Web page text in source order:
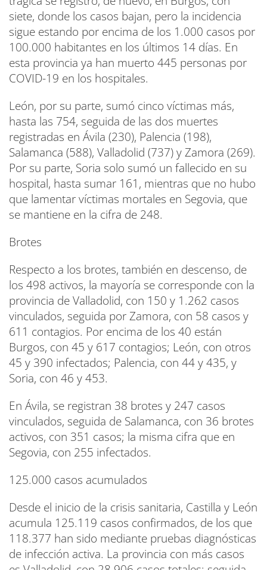
siete, donde los casos bajan, pero la incidencia
sigue estando por encima de los 1.000 casos por
100.000 habitantes en los últimos 14 días. En
esta provincia ya han muerto 445 personas por
COVID-19 en los hospitales.
León, por su parte, sumó cinco víctimas más,
hasta las 754, seguida de las dos muertes
registradas en Ávila (230), Palencia (198),
Salamanca (588), Valladolid (737) y Zamora (269).
Por su parte, Soria solo sumó un fallecido en su
hospital, hasta sumar 161, mientras que no hubo
que lamentar víctimas mortales en Segovia, que
se mantiene en la cifra de 248.
Brotes
Respecto a los brotes, también en descenso, de
los 498 activos, la mayoría se corresponde con la
provincia de Valladolid, con 150 y 1.262 casos
vinculados, seguida por Zamora, con 58 casos y
611 contagios. Por encima de los 40 están
Burgos, con 45 y 617 contagios; León, con otros
45 y 390 infectados; Palencia, con 44 y 435, y
Soria, con 46 y 453.
En Ávila, se registran 38 brotes y 247 casos
vinculados, seguida de Salamanca, con 36 brotes
activos, con 351 casos; la misma cifra que en
Segovia, con 255 infectados.
125.000 casos acumulados
Desde el inicio de la crisis sanitaria, Castilla y León
acumula 125.119 casos confirmados, de los que
118.377 han sido mediante pruebas diagnósticas
de infección activa. La provincia con más casos